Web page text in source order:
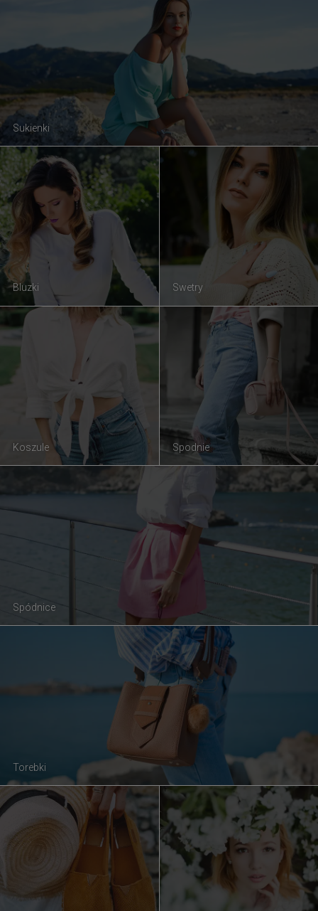
Sukienki
Bluzki Swetry
Spódnice
Koszule Spodnie
Torebki